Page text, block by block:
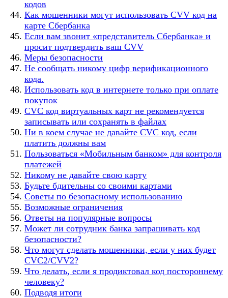
кодов
Как мошенники могут использовать CVV код на
карте Сбербанка
Если вам звонит «представитель Сбербанка» и
просит подтвердить ваш CVV
Меры безопасности
Не сообщать никому цифр верификационного
кода.
Использовать код в интернете только при оплате
покупок
CVC код виртуальных карт не рекомендуется
записывать или сохранять в файлах
Ни в коем случае не давайте CVC код, если
платить должны вам
Пользоваться «Мобильным банком» для контроля
платежей
Никому не давайте свою карту
Будьте бдительны со своими картами
Советы по безопасному использованию
Возможные ограничения
Ответы на популярные вопросы
Может ли сотрудник банка запрашивать код
безопасности?
Что могут сделать мошенники, если у них будет
CVC2/CVV2?
Что делать, если я продиктовал код постороннему
человеку?
Подводя итоги